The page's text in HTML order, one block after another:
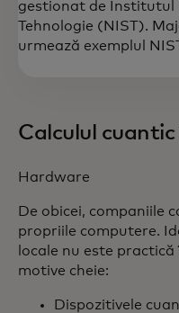
gestionat de Institutul
Tehnologie (NIST).
urmează exemplul
Calculul cuantic
Hardware
De obicei, companiile
propriile computere.
locale nu este
motive cheie:
Dispozitivele